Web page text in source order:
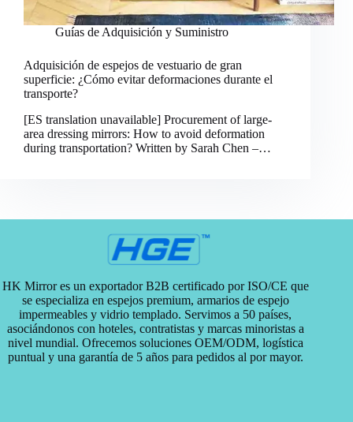
Guías de Adquisición y Suministro
Adquisición de espejos de vestuario de gran
superficie: ¿Cómo evitar deformaciones durante el
transporte?
[ES translation unavailable] Procurement of large-
area dressing mirrors: How to avoid deformation
during transportation? Written by Sarah Chen –…
HK Mirror es un exportador B2B certificado por ISO/CE que
se especializa en espejos premium, armarios de espejo
impermeables y vidrio templado. Servimos a 50 países,
asociándonos con hoteles, contratistas y marcas minoristas a
nivel mundial. Ofrecemos soluciones OEM/ODM, logística
puntual y una garantía de 5 años para pedidos al por mayor.